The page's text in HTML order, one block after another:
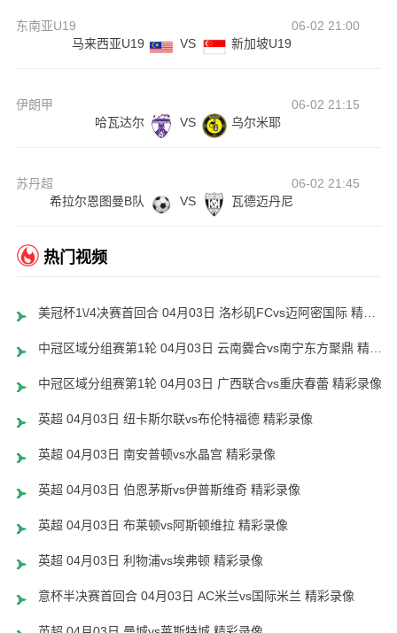
东南亚U19
06-02 21:00
马来西亚U19
VS 新加坡U19
伊朗甲
06-02 21:15
哈瓦达尔
VS 乌尔米耶
苏丹超
06-02 21:45
希拉尔恩图曼B队
VS 瓦德迈丹尼
热门视频
美冠杯1\/4决赛首回合 04月03日 洛杉矶FCvs迈阿密国际 精彩录像
中冠区域分组赛第1轮 04月03日 云南爨合vs南宁东方聚鼎 精彩录像
中冠区域分组赛第1轮 04月03日 广西联合vs重庆春蕾 精彩录像
英超 04月03日 纽卡斯尔联vs布伦特福德 精彩录像
英超 04月03日 南安普顿vs水晶宫 精彩录像
英超 04月03日 伯恩茅斯vs伊普斯维奇 精彩录像
英超 04月03日 布莱顿vs阿斯顿维拉 精彩录像
英超 04月03日 利物浦vs埃弗顿 精彩录像
意杯半决赛首回合 04月03日 AC米兰vs国际米兰 精彩录像